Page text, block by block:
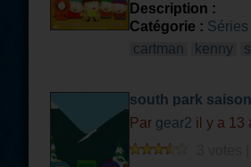
Description :
Catégorie : Séries
cartman
kenny
south park
Par gear2 il y a 13